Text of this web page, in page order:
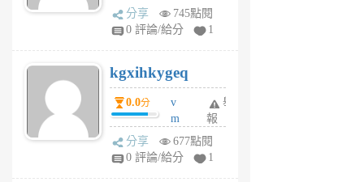
wi
w
6
個
月
前
分享
745點閱
0 評論/給分
1
kgxihkygeq
0.0分
v
m
sg
sr
舉
報
分享
677點閱
0 評論/給分
1